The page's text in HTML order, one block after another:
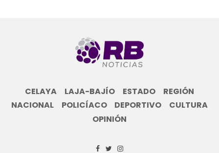
CELAYA LAJA-BAJÍO ESTADO
REGIÓN
NACIONAL
POLICÍACO DEPORTIVO
CULTURA
OPINIÓN